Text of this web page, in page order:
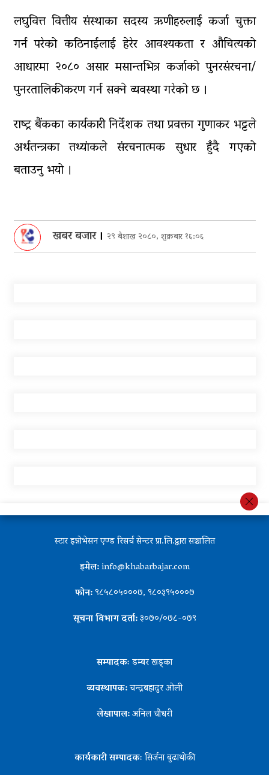
लघुवित्त वित्तीय संस्थाका सदस्य ऋणीहरुलाई कर्जा चुक्ता
गर्न परेको कठिनाईलाई हेरेर आवश्यकता र औचित्यको
आधारमा २०८० असार मसान्तभित्र कर्जाको पुनरसंरचना/
पुनरतालिकीकरण गर्न सक्ने व्यवस्था गरेको छ ।
राष्ट्र बैंकका कार्यकारी निर्देशक तथा प्रवक्ता गुणाकर भट्टले
अर्थतन्त्रका तथ्यांकले संरचनात्मक सुधार हुँदै गएको
बताउनु भयो ।
खबर बजार। २९ बैशाख २०८०, शुक्रबार १६:०६
स्टार इन्नोभेसन एण्ड रिसर्च सेन्टर प्रा.लि.द्वारा सञ्चालित
इमेल:info@khabarbajar.com
फोन:९८५८०५०००७, ९८०३९५०००७
सूचना विभाग दर्ता:३०७०/०७८-०७९
सम्पादकःडम्बर खड्का
व्यवस्थापक:चन्द्रबहादुर ओली
लेखापाल:अनिल चौधरी
कार्यकारी सम्पादकःसिर्जना बुढाथोकी